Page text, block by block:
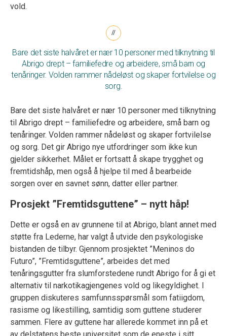
vold.
Bare det siste halvåret er nær 10 personer med tilknytning til
Abrigo drept – familiefedre og arbeidere, små barn og
tenåringer. Volden rammer nådeløst og skaper fortvilelse og
sorg.
Bare det siste halvåret er nær 10 personer med tilknytning
til Abrigo drept – familiefedre og arbeidere, små barn og
tenåringer. Volden rammer nådeløst og skaper fortvilelse
og sorg. Det gir Abrigo nye utfordringer som ikke kun
gjelder sikkerhet. Målet er fortsatt å skape trygghet og
fremtidshåp, men også å hjelpe til med å bearbeide
sorgen over en savnet sønn, datter eller partner.
Prosjekt ”Fremtidsguttene” – nytt håp!
Dette er også en av grunnene til at Abrigo, blant annet med
støtte fra Lederne, har valgt å utvide den psykologiske
bistanden de tilbyr. Gjennom prosjektet ”Meninos do
Futuro”, ”Fremtidsguttene”, arbeides det med
tenåringsgutter fra slumforstedene rundt Abrigo for å gi et
alternativ til narkotikagjengenes vold og likegyldighet. I
gruppen diskuteres samfunnsspørsmål som fatiigdom,
rasisme og likestilling, samtidig som guttene studerer
sammen. Flere av guttene har allerede kommet inn på et